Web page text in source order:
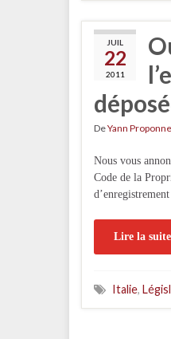
JUIL
22
2011
DeYann
Nous vous
Code de la
Lire la suite
Italie,